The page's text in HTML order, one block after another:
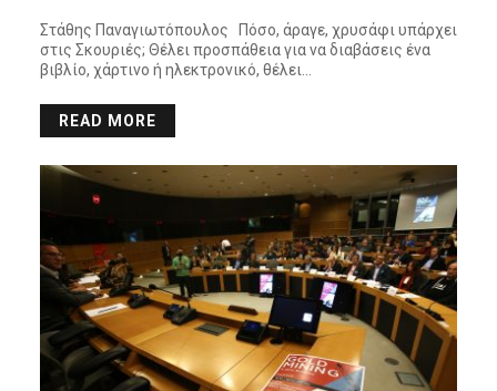
Στάθης Παναγιωτόπουλος Πόσο, άραγε, χρυσάφι υπάρχει
στις Σκουριές; Θέλει προσπάθεια για να διαβάσεις ένα
βιβλίο, χάρτινο ή ηλεκτρονικό, θέλει…
READ MORE